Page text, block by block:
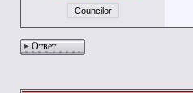
Councilor
Ответ